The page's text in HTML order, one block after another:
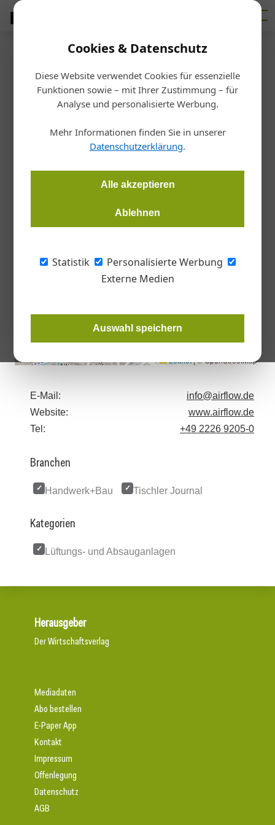
Cookies & Datenschutz
Diese Website verwendet Cookies für essenzielle
Funktionen sowie – mit Ihrer Zustimmung – für
Analyse und personalisierte Werbung.
Mehr Informationen finden Sie in unserer
Datenschutzerklärung.
Alle akzeptieren
Ablehnen
Statistik
Personalisierte Werbung
Externe Medien
Auswahl speichern
Firmenverzeichnis › Airflow Lufttechnik GmbH
Airflow Lufttechnik GmbH
Kleine Heeg 21, 53359 Rheinbach, Deutschland
Leaflet|© OpenStreetMap
E-Mail:
info@airflow.de
Website:
www.airflow.de
Tel:
+49 2226 9205-0
Branchen
Handwerk+Bau Tischler Journal
Kategorien
Lüftungs- und Absauganlagen
Herausgeber
Der Wirtschaftsverlag
Mediadaten
Abo bestellen
E-Paper App
Kontakt
Impressum
Offenlegung
Datenschutz
AGB